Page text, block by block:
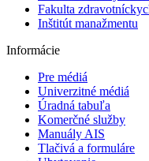
Fakulta
Inštitút manažmentu
Informácie
Pre médiá
Univerzitné médiá
Úradná tabuľa
Komerčné služby
Manuály AIS
Tlačivá a formuláre